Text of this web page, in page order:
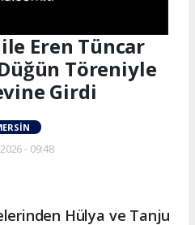
Eren Tüncar
Töreniyle
Girdi
- 09:48
Hülya ve Tanju